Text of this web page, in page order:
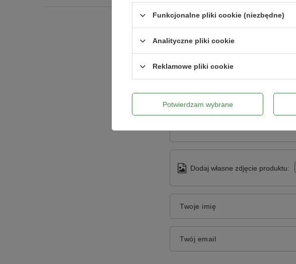
Treść twojej opinii
Dodaj własne zdjęcie produktu:
Twoje imię
Twój email
Funkcjonalne pliki cookie (niezbędne)
Analityczne pliki cookie
Reklamowe pliki cookie
Potwierdzam wybrane